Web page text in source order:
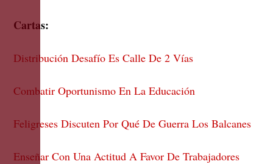
Cartas:
Distribución Desafío Es Calle De 2 Vías
Combatir Oportunismo En La Educación
Feligreses Discuten Por Qué De Guerra Los Balcanes
Enseñar Con Una Actitud A Favor De Trabajadores